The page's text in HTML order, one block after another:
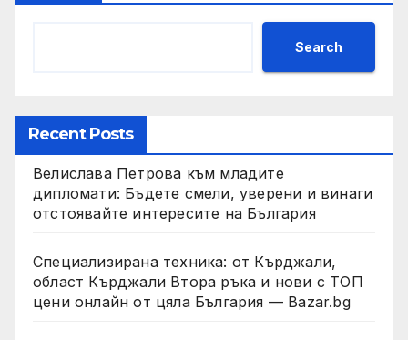
Search
Recent Posts
Велислава Петрова към младите
дипломати: Бъдете смели, уверени и винаги
отстоявайте интересите на България
Специализирана техника: от Кърджали,
област Кърджали Втора ръка и нови с ТОП
цени онлайн от цяла България — Bazar.bg